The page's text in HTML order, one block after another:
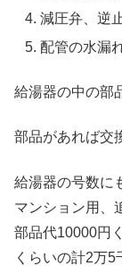
減圧弁、逆
配管の水漏
給湯器の中の部
部品があれば交
給湯器の号数に
マンション用、
部品代10000円
くらいの計2万5